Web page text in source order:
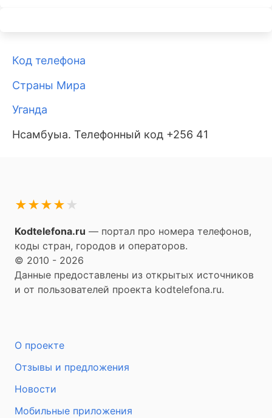
Код телефона
Страны Мира
Уганда
Нсамбуыа. Телефонный код +256 41
★
★
★
★
★
Kodtelefona.ru — портал про номера телефонов,
коды стран, городов и операторов.
© 2010 - 2026
Данные предоставлены из открытых источников
и от пользователей проекта kodtelefona.ru.
О проекте
Отзывы и предложения
Новости
Мобильные приложения